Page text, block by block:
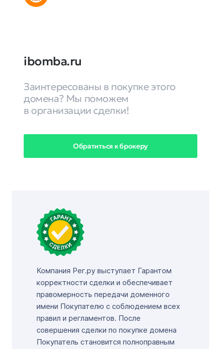
ibomba.ru
Заинтересованы в покупке этого
домена? Мы поможем
в организации сделки!
Обратиться к брокеру
Компания Рег.ру выступает Гарантом
корректности сделки и обеспечивает
правомерность передачи доменного
имени Покупателю с соблюдением всех
правил и регламентов. После
совершения сделки по покупке домена
Покупатель становится полноправным